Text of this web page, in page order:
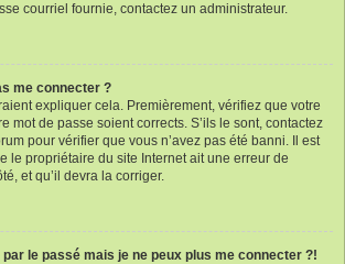
courriel fournie, contactez un administrateur.
me connecter ?
expliquer cela. Premièrement, vérifiez que votre
mot de passe soient corrects. S’ils le sont, contactez
pour vérifier que vous n’avez pas été banni. Il est
le propriétaire du site Internet ait une erreur de
et qu’il devra la corriger.
le passé mais je ne peux plus me connecter ?!